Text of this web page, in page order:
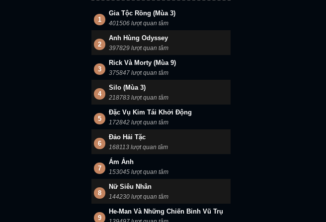
1
Gia Tộc Rồng (Mùa 3)
401506 lượt quan tâm
2
Anh Hùng Odyssey
397829 lượt quan tâm
3
Rick Và Morty (Mùa 9)
375847 lượt quan tâm
4
Silo (Mùa 3)
218783 lượt quan tâm
5
Đặc Vụ Kim Tái Khởi Động
172842 lượt quan tâm
6
Đảo Hải Tặc
168113 lượt quan tâm
7
Ám Ảnh
153045 lượt quan tâm
8
Nữ Siêu Nhân
144230 lượt quan tâm
9
He-Man Và Những Chiến Binh Vũ Trụ